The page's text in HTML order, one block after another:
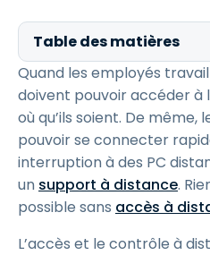
Table des matières
Quand les employés
doivent pouvoir accéder à
où qu’ils soient. De même,
pouvoir se connecter
interruption à des PC
un support à distance.
possible sans accès à
L’accès et le contrôle à